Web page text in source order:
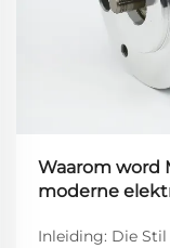
Waarom word
moderne
Inleiding: Die